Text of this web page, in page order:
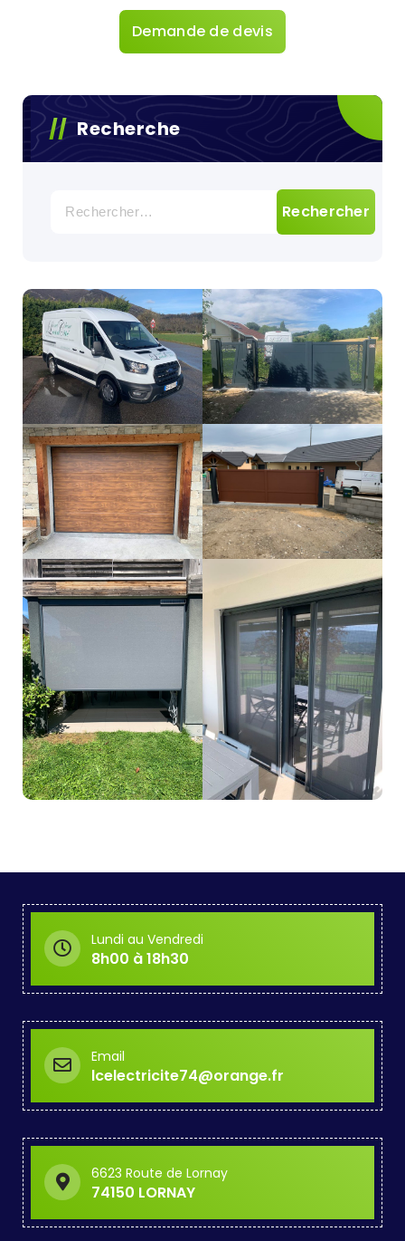
Demande de devis
Recherche
Lundi au Vendredi
8h00 à 18h30
Email
lcelectricite74@orange.fr
6623 Route de Lornay
74150 LORNAY